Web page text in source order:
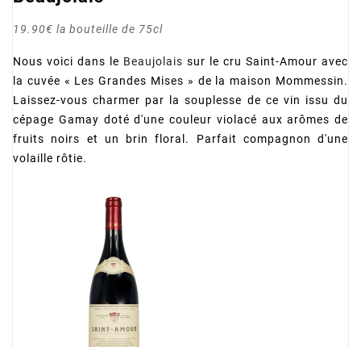
19.90€ la bouteille de 75cl
Nous voici dans le Beaujolais sur le cru Saint-Amour avec
la cuvée « Les Grandes Mises » de la maison Mommessin.
Laissez-vous charmer par la souplesse de ce vin issu du
cépage Gamay doté d'une couleur violacé aux arômes de
fruits noirs et un brin floral. Parfait compagnon d'une
volaille rôtie.